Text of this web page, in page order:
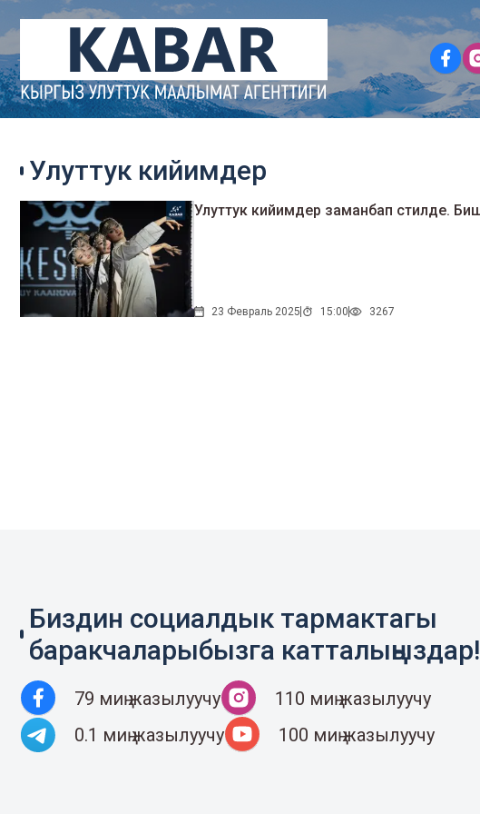
Улуттук кийимдер
23 Февраль 2025 15:00 3267
Биздин социалдык тармактагы
баракчаларыбызга катталыңыздар!
79 миң жазылуучу
110 миң жазылуучу
0.1 миң жазылуучу
100 миң жазылуучу